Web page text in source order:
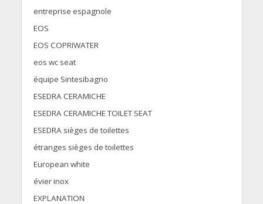
entreprise espagnole
EOS
EOS COPRIWATER
eos wc seat
équipe Sintesibagno
ESEDRA CERAMICHE
ESEDRA CERAMICHE TOILET SEAT
ESEDRA sièges de toilettes
étranges sièges de toilettes
European white
évier inox
EXPLANATION